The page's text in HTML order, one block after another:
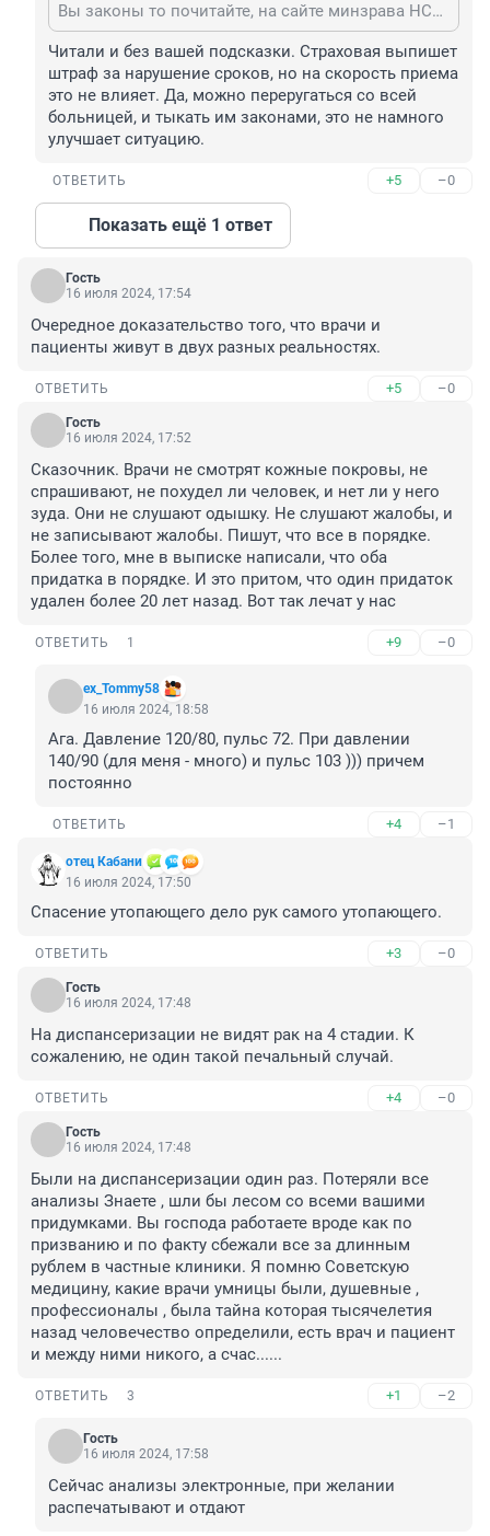
Вы законы то почитайте, на сайте минзрава НСО, например, какие сроки.
Читали и без вашей подсказки. Страховая выпишет
штраф за нарушение сроков, но на скорость приема
это не влияет. Да, можно переругаться со всей
больницей, и тыкать им законами, это не намного
улучшает ситуацию.
ОТВЕТИТЬ +5 –0
Показать ещё 1 ответ
Гость
16 июля 2024, 17:54
Очередное доказательство того, что врачи и
пациенты живут в двух разных реальностях.
ОТВЕТИТЬ +5 –0
Гость
16 июля 2024, 17:52
Сказочник. Врачи не смотрят кожные покровы, не
спрашивают, не похудел ли человек, и нет ли у него
зуда. Они не слушают одышку. Не слушают жалобы, и
не записывают жалобы. Пишут, что все в порядке.
Более того, мне в выписке написали, что оба
придатка в порядке. И это притом, что один придаток
удален более 20 лет назад. Вот так лечат у нас
ОТВЕТИТЬ 1 +9 –0
ex_Tommy58
16 июля 2024, 18:58
Ага. Давление 120/80, пульс 72. При давлении
140/90 (для меня - много) и пульс 103 ))) причем
постоянно
ОТВЕТИТЬ +4 –1
отец Кабани
16 июля 2024, 17:50
Спасение утопающего дело рук самого утопающего.
ОТВЕТИТЬ +3 –0
Гость
16 июля 2024, 17:48
На диспансеризации не видят рак на 4 стадии. К
сожалению, не один такой печальный случай.
ОТВЕТИТЬ +4 –0
Гость
16 июля 2024, 17:48
Были на диспансеризации один раз. Потеряли все
анализы Знаете , шли бы лесом со всеми вашими
придумками. Вы господа работаете вроде как по
призванию и по факту сбежали все за длинным
рублем в частные клиники. Я помню Советскую
медицину, какие врачи умницы были, душевные ,
профессионалы , была тайна которая тысячелетия
назад человечество определили, есть врач и пациент
и между ними никого, а счас......
ОТВЕТИТЬ 3 +1 –2
Гость
16 июля 2024, 17:58
Сейчас анализы электронные, при желании
распечатывают и отдают